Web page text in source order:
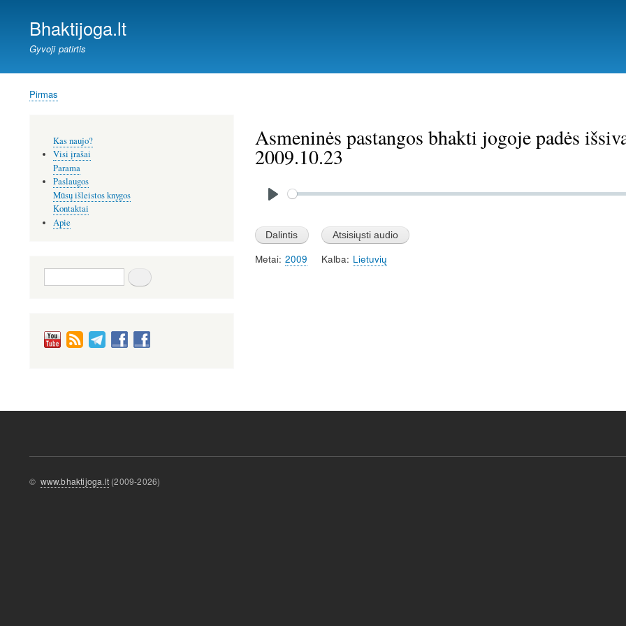
Bhaktijoga.lt
Gyvoji patirtis
Kelias
Pirmas
Asmeninės pastangos bhakti jogoje padės
2009.10.23
l
a
y
Metai 2009 Kalba Lietuvių
meniu
Kas naujo?
Visi įrašai
Parama
Paslaugos
Mūsų išleistos knygos
Kontaktai
Apie
Paieška
© www.bhaktijoga.lt (2009-2026)